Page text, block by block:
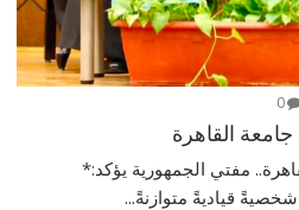
0
القاهرة
مفتي الجمهورية يؤكد:*
قياديةً متوازنةً...